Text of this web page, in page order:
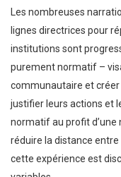
Les nombreuses
lignes directrices pour
institutions sont
purement normatif –
communautaire et créer
justifier leurs actions et
normatif au profit d’une
réduire la distance entre
cette expérience est